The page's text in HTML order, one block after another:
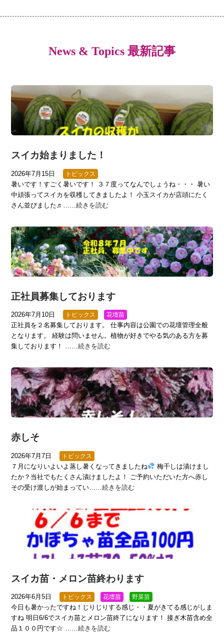
News & Topics 最新記事
スイカ始まりました！
2026年7月15日 トピックス
暑いです！すごく暑いです！ ３７度ってなんでしょうね・・・ 暑い
中頑張ってスイカを収穫してきましたよ！ 小玉スイカが店頭にたく
さん並びました♬……続きを読む
正社員募集しております
2026年7月10日 トピックス 花壇苗
正社員を２名募集しております。 仕事内容は公園での花壇管理全般
となります。 経験は問いません。植物が好きでやる気のある方を募
集しております！ ……続きを読む
赤しそ
2026年7月7日 トピックス
７月になりいよいよ蒸し暑くなってきましたね
梅干しは漬けまし
たか？当社でもたくさん漬けましたよ！ ご予約いただいた方へ赤し
その受け渡しが始まってい……続きを読む
スイカ苗・メロン苗終わります
2026年6月5日 トピックス 花壇苗 野菜苗
今日も暑かったですね！じりじりする感じ・・夏がきてる感じがしま
すね 明日6/6でスイカ苗とメロン苗終了になります！ 接ぎ木苗含め全
品１００円です☆ ……続きを読む